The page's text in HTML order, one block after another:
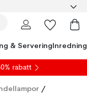
& ServeringInredning
rabatt
/